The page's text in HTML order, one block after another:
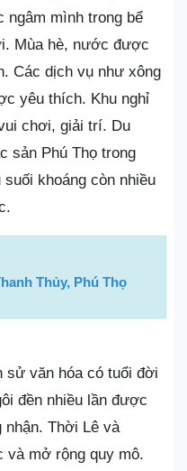
mình trong bể
Mùa hè, nước được
Các dịch vụ như xông
yêu thích. Khu nghỉ
chơi, giải trí. Du
sản Phú Thọ trong
khoáng còn nhiều
Thủy, Phú Thọ
văn hóa có tuổi đời
đền nhiều lần được
nhận. Thời Lê và
và mở rộng quy mô.